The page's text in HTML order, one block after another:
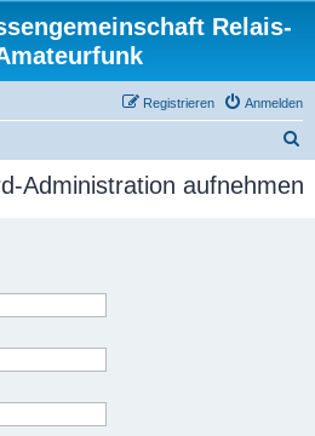
Relais-
Anmelden
Registrieren
c
Administration aufnehmen